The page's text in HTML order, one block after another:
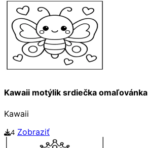
Kawaii motýlik srdiečka omaľovánka
Kawaii
4 Zobraziť